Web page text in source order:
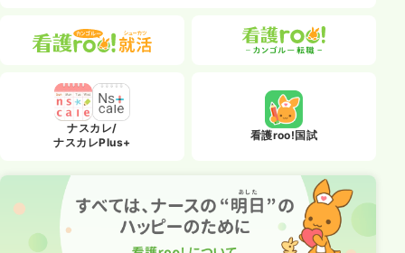
ナスカレ/
ナスカレPlus+
看護roo!国試